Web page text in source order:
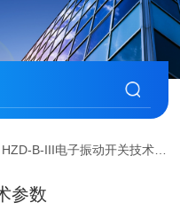
HZD-B-III电子振动开关技术参数
参数